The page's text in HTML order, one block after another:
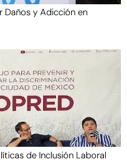
Daños y Adicción en
de Inclusión Laboral